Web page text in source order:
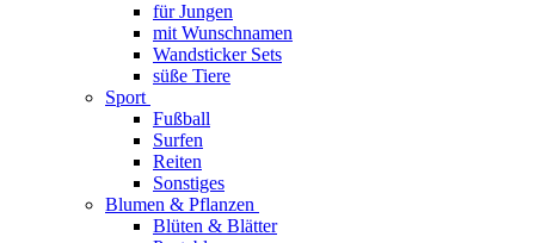
für Jungen
mit Wunschnamen
Wandsticker Sets
süße Tiere
Sport
Fußball
Surfen
Reiten
Sonstiges
Blumen & Pflanzen
Blüten & Blätter